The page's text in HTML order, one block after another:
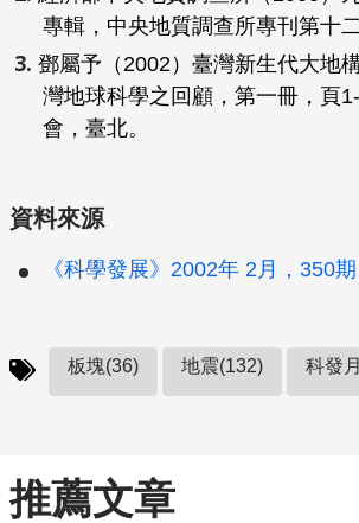
專輯，中央地質調查所專刊第十
鄧屬予（2002）臺灣新生代大地
灣地球科學之回顧，第一冊，頁
會，臺北。
資料來源
《科學發展》2002年 2月，350
板塊(36) 地震(132) 科發
推薦文章